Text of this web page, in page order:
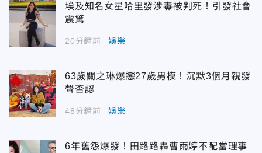
埃及知名女星哈里發涉毒被判死！引發社會
震驚
20分鐘前 娛樂
63歲關之琳爆戀27歲男模！沉默3個月親發
聲否認
48分鐘前 娛樂
6年舊怨爆發！田路路轟曹雨婷不配當理事